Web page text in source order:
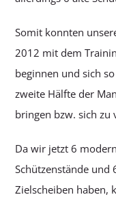
Somit konnten
2012 mit dem
beginnen und sich
zweite Hälfte der
bringen bzw. sich zu
Da wir jetzt 6
Schützenstände und
Zielscheiben haben,